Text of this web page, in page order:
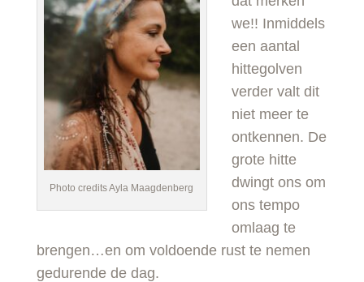
Photo credits Ayla Maagdenberg
we!! Inmiddels
een aantal
hittegolven
verder valt dit
niet meer te
ontkennen. De
grote hitte
dwingt ons om
ons tempo
omlaag te
brengen…en om voldoende rust te nemen
gedurende de dag.